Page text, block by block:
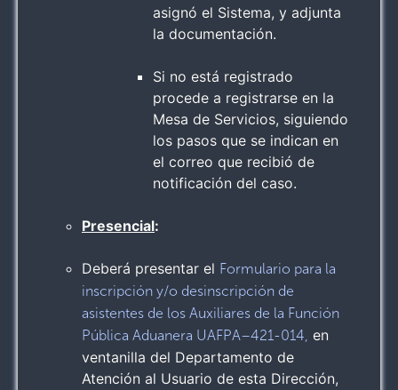
asignó el Sistema, y adjunta
la documentación.
Si no está registrado
procede a registrarse en la
Mesa de Servicios, siguiendo
los pasos que se indican en
el correo que recibió de
notificación del caso.
Presencial:
Deberá presentar el Formulario para la
inscripción y/o desinscripción de
asistentes de los Auxiliares de la Función
Pública Aduanera UAFPA–421-014, en
ventanilla del Departamento de
Atención al Usuario de esta Dirección,